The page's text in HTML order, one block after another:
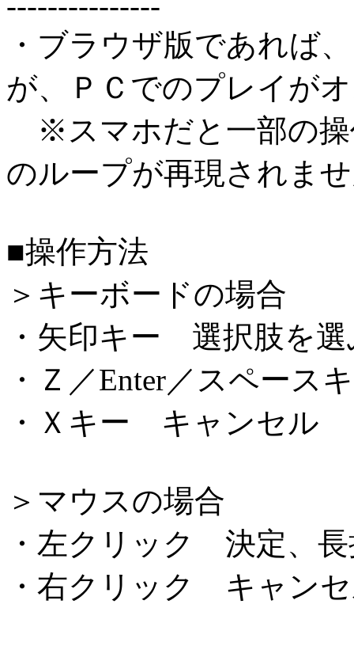
・ブラウザ版であれば
が、ＰＣでのプレイが
※スマホだと一部の操
のループが再現されま
■操作方法
＞キーボードの場合
・矢印キー 選択肢を
・Ｚ／Enter／スペー
・Ｘキー キャンセル
＞マウスの場合
・左クリック 決定、
・右クリック キャン